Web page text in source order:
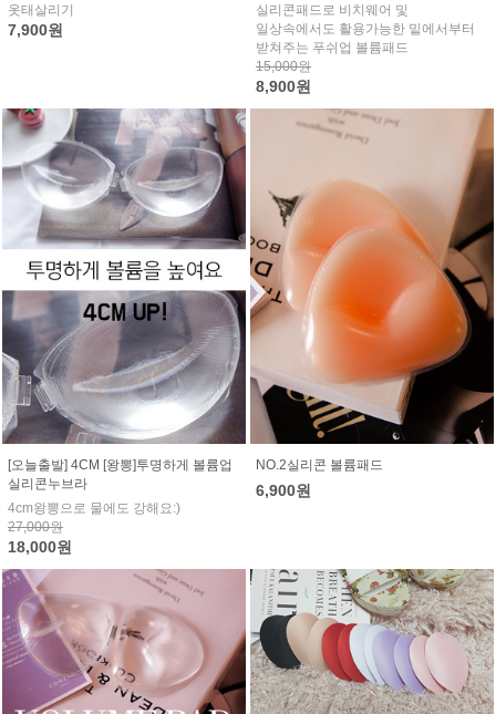
옷태살리기
7,900원
실리콘패드로 비치웨어 및
일상속에서도 활용가능한 밑에서부터
받쳐주는 푸쉬업 볼륨패드
15,000원
8,900원
[오늘출발] 4CM [왕뽕]투명하게 볼륨업
실리콘누브라
4cm왕뽕으로 물에도 강해요:)
27,000원
18,000원
NO.2실리콘 볼륨패드
6,900원